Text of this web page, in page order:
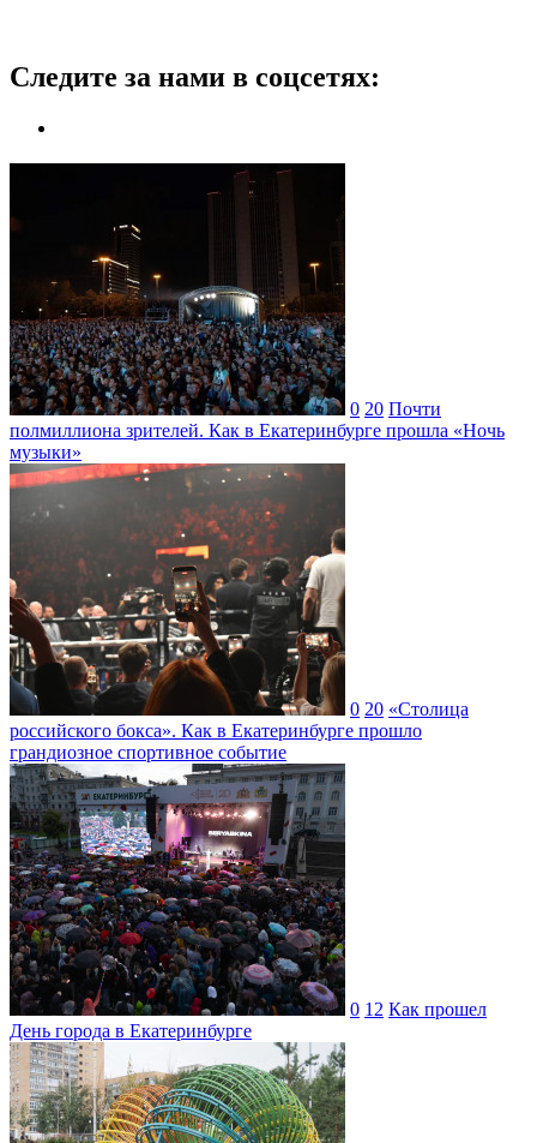
Следите за нами в соцсетях:
0 20 Почти
полмиллиона зрителей. Как в Екатеринбурге прошла «Ночь
музыки»
0 20 «Столица
российского бокса». Как в Екатеринбурге прошло
грандиозное спортивное событие
0 12 Как прошел
День города в Екатеринбурге